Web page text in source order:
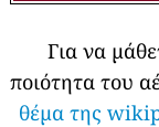
Για να
ποιότητα του
θέμα της